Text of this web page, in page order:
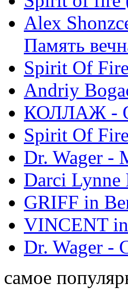
Alex
Память
Spirit Of
Andriy
КОЛЛАЖ -
Spirit Of
Dr. Wager -
Darci Lynne
GRIFF in
VINCENT
Dr. Wager -
самое